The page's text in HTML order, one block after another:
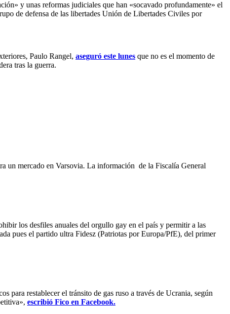
y unas reformas judiciales que han «socavado profundamente» el
de defensa de las libertades Unión de Libertades Civiles por
Paulo Rangel, aseguró este lunes que no es el momento de
tras la guerra.
un mercado en Varsovia. La información de la Fiscalía General
los desfiles anuales del orgullo gay en el país y permitir a las
pues el partido ultra Fidesz (Patriotas por Europa/PfE), del primer
para restablecer el tránsito de gas ruso a través de Ucrania, según
escribió Fico en Facebook.